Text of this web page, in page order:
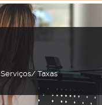
Serviços/ Taxas